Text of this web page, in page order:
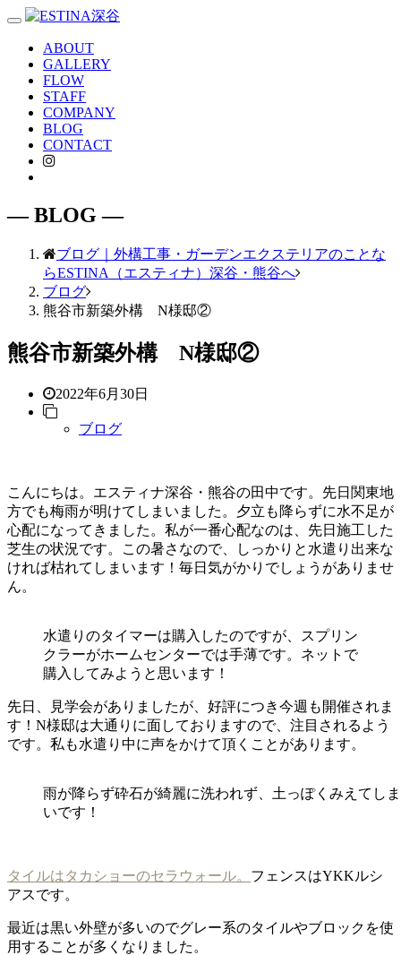
Toggle
navigation
ABOUT
GALLERY
FLOW
STAFF
COMPANY
BLOG
CONTACT
― BLOG ―
ブログ｜外構工事・ガーデンエクステリアのことな
らESTINA（エスティナ）深谷・熊谷へ
ブログ
熊谷市新築外構 N様邸②
熊谷市新築外構 N様邸②
2022年6月30日
ブログ
こんにちは。エスティナ深谷・熊谷の田中です。先日関東地
方でも梅雨が明けてしまいました。夕立も降らずに水不足が
心配になってきました。私が一番心配なのは、先日施工した
芝生の状況です。この暑さなので、しっかりと水遣り出来な
ければ枯れてしまいます！毎日気がかりでしょうがありませ
ん。
水遣りのタイマーは購入したのですが、スプリン
クラーがホームセンターでは手薄です。ネットで
購入してみようと思います！
先日、見学会がありましたが、好評につき今週も開催されま
す！N様邸は大通りに面しておりますので、注目されるよう
です。私も水遣り中に声をかけて頂くことがあります。
雨が降らず砕石が綺麗に洗われず、土っぽくみえてし
いです！
タイルはタカショーのセラウォール。 フェンスはYKKルシ
アスです。
最近は黒い外壁が多いのでグレー系のタイルやブロックを使
用することが多くなりました。